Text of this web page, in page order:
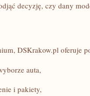
decyzję, czy dany
DSKrakow.pl oferuje
auta,
i pakiety,